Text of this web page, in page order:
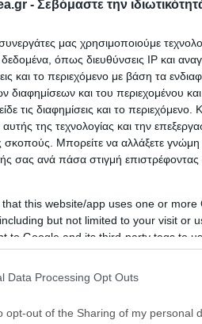
- Σεβόμαστε την
συνεργάτες μας χρησιμοποιούμε
όπως διευθύνσεις IP και
και το περιεχόμενο με βάση τα
διαφημίσεων και του περιεχομένου
τις διαφημίσεις και το
της τεχνολογίας και την
Μπορείτε να αλλάξετε γνώμη
σας ανά πάσα στιγμή επιστρέφοντας
that this website/app uses one or
but not limited to your visit or
to Google and its third-party tags to
consent section.
Data Processing Opt Outs
opt-out of the Sharing of my personal
Μεταβείτε εκεί για να